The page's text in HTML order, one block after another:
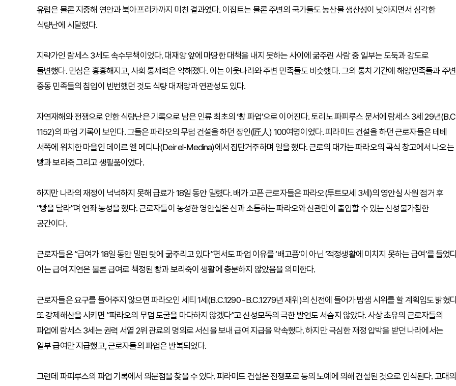
유럽은 물론 지중해 연안과 북아프리카까지 미친 결과였다. 이집트는 물론 주변의 국가들도 농산물 생산성이 낮아지면서 심각한
식량난에 시달렸다.
지략가인 람세스 3세도 속수무책이었다. 대재앙 앞에 마땅한 대책을 내지 못하는 사이에 굶주린 사람 중 일부는 도둑과 강도로
돌변했다. 민심은 흉흉해지고, 사회 통제력은 약해졌다. 이는 이웃나라와 주변 민족들도 비슷했다. 그의 통치 기간에 해양민족들과 주변
중동 민족들의 침입이 빈번했던 것도 식량 대재앙과 연관성도 있다.
자연재해와 전쟁으로 인한 식량난은 기록으로 남은 인류 최초의 ‘빵 파업’으로 이어진다. 토리노 파피루스 문서에 람세스 3세 29년
1152)의 파업 기록이 보인다. 그들은 파라오의 무덤 건설을 하던 장인(匠人) 100여명이었다. 피라미드 건설을 하던 근로자들은 테베
서쪽에 위치한 마을인 데이르 엘 메디나(Deir el-Medina)에서 집단거주하며 일을 했다. 근로의 대가는 파라오의 곡식 창고에서 나오는
빵과 보리죽 그리고 생필품이었다.
하지만 나라의 재정이 넉넉하지 못해 급료가 18일 동안 밀렸다. 배가 고픈 근로자들은 파라오(투트모세 3세)의 영안실 사원 점거 후
“빵을 달라”며 연좌 농성을 했다. 근로자들이 농성한 영안실은 신과 소통하는 파라오와 신관만이 출입할 수 있는 신성불가침한
공간이다.
근로자들은 “급여가 18일 동안 밀린 탓에 굶주리고 있다”면서도 파업 이유를 ‘배고픔’이 아닌 ‘적정생활에 미치지 못하는 급여’를 들었
이는 급여 지연은 물론 급여로 책정된 빵과 보리죽이 생활에 충분하지 않았음을 의미한다.
근로자들은 요구를 들어주지 않으면 파라오인 세티 1세(B.C.1290~B.C.1279년 재위)의 신전에 들어가 밤샘 시위를 할 계획임도 밝혔
또 강제해산을 시키면 “파라오의 무덤 도굴을 마다하지 않겠다”고 신성모독의 극한 발언도 서슴지 않았다. 사상 초유의 근로자들의
파업에 람세스 3세는 권력 서열 2위 관료의 명의로 서신을 보내 급여 지급을 약속했다. 하지만 극심한 재정 압박을 받던 나라에서는
일부 급여만 지급했고, 근로자들의 파업은 반복되었다.
그런데 파피루스의 파업 기록에서 의문점을 찾을 수 있다. 피라미드 건설은 전쟁포로 등의 노예에 의해 건설된 것으로 인식된다. 고대의